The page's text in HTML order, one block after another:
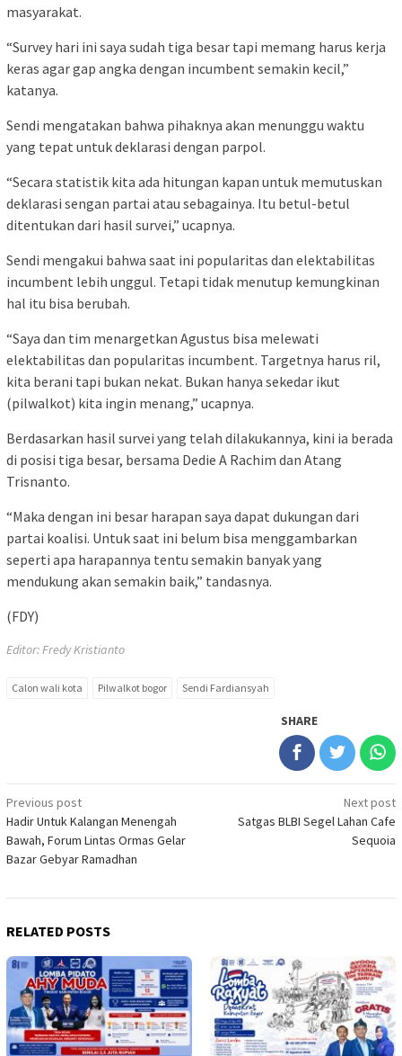
masyarakat.
“Survey hari ini saya sudah tiga besar tapi memang harus kerja
keras agar gap angka dengan incumbent semakin kecil,”
katanya.
Sendi mengatakan bahwa pihaknya akan menunggu waktu
yang tepat untuk deklarasi dengan parpol.
“Secara statistik kita ada hitungan kapan untuk memutuskan
deklarasi sengan partai atau sebagainya. Itu betul-betul
ditentukan dari hasil survei,” ucapnya.
Sendi mengakui bahwa saat ini popularitas dan elektabilitas
incumbent lebih unggul. Tetapi tidak menutup kemungkinan
hal itu bisa berubah.
“Saya dan tim menargetkan Agustus bisa melewati
elektabilitas dan popularitas incumbent. Targetnya harus ril,
kita berani tapi bukan nekat. Bukan hanya sekedar ikut
(pilwalkot) kita ingin menang,” ucapnya.
Berdasarkan hasil survei yang telah dilakukannya, kini ia berada
di posisi tiga besar, bersama Dedie A Rachim dan Atang
Trisnanto.
“Maka dengan ini besar harapan saya dapat dukungan dari
partai koalisi. Untuk saat ini belum bisa menggambarkan
seperti apa harapannya tentu semakin banyak yang
mendukung akan semakin baik,” tandasnya.
(FDY)
Editor: Fredy Kristianto
Calon wali kota Pilwalkot bogor Sendi Fardiansyah
SHARE
Post
navigation
Previous post
Hadir Untuk Kalangan Menengah
Bawah, Forum Lintas Ormas Gelar
Bazar Gebyar Ramadhan
Next post
Satgas BLBI Segel Lahan Cafe
Sequoia
RELATED POSTS